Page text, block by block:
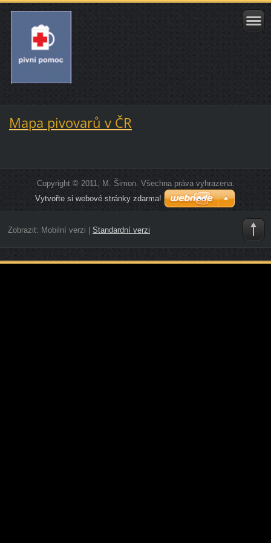
Mapa pivovarů v ČR
Copyright © 2011, M. Šimon. Všechna práva vyhrazena.
Vytvořte si webové stránky zdarma!
Zobrazit: Mobilní verzi Standardní verzi